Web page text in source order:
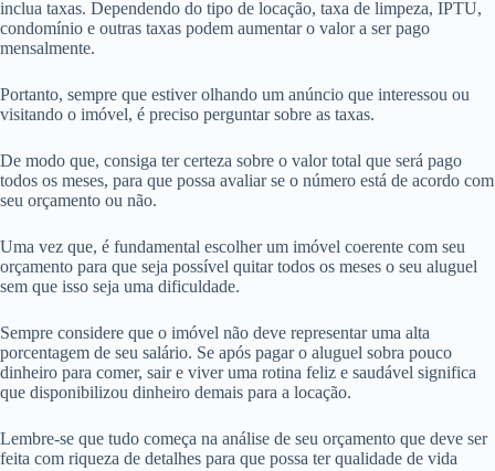
inclua taxas. Dependendo do tipo de locação, taxa de limpeza, IPTU,
condomínio e outras taxas podem aumentar o valor a ser pago
mensalmente.
Portanto, sempre que estiver olhando um anúncio que interessou ou
visitando o imóvel, é preciso perguntar sobre as taxas.
De modo que, consiga ter certeza sobre o valor total que será pago
todos os meses, para que possa avaliar se o número está de acordo com
seu orçamento ou não.
Uma vez que, é fundamental escolher um imóvel coerente com seu
orçamento para que seja possível quitar todos os meses o seu aluguel
sem que isso seja uma dificuldade.
Sempre considere que o imóvel não deve representar uma alta
porcentagem de seu salário. Se após pagar o aluguel sobra pouco
dinheiro para comer, sair e viver uma rotina feliz e saudável significa
que disponibilizou dinheiro demais para a locação.
Lembre-se que tudo começa na análise de seu orçamento que deve ser
feita com riqueza de detalhes para que possa ter qualidade de vida